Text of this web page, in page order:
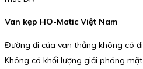
Van kẹp HO-Matic Việt Nam
Đường đi của van thẳng không có
Không có khối lượng giải phóng